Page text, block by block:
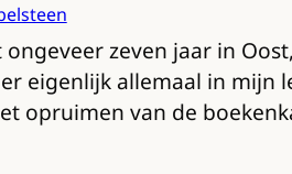
ongeveer zeven jaar in
eigenlijk allemaal in mijn
opruimen van de